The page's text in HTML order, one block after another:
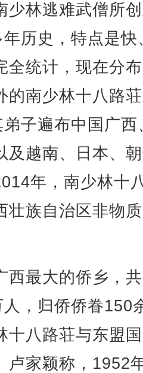
少林逃难武僧所
历史，特点是快
全统计，现在分
的南少林十八路
子遍布中国广西
及越南、日本、
年，南少林十
壮族自治区非物
最大的侨乡，
，归侨侨眷150
十八路荘与东盟
卢家颖称，1952